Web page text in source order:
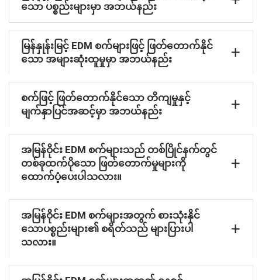
သော ပစ္စည်းများမှာ အဘယ်နည်း
မြန်နှုန်းမြင့် EDM စက်များဖြင့် ဖြတ်တောက်နိုင်
သော အများဆုံးထူမှုမှာ အဘယ်နည်း
စက်ဖြင့် ဖြတ်တောက်နိုင်သော တိကျမှုနှင့်
မျက်နှာပြင်အဆင့်မှာ အဘယ်နည်း
အမြန်ဝိုင်း EDM စက်များသည် တစ်ပြိုင်နက်တွင်
တစ်ခုထက်ပိုသော ဖြတ်တောက်မှုများကို
ထောက်ပံ့ပေးပါသလား။
အမြန်ဝိုင်း EDM စက်များအတွက် စားသုံးနိုင်
သောပစ္စည်းများ၏ စရိတ်သည် များပြားပါ
သလား။